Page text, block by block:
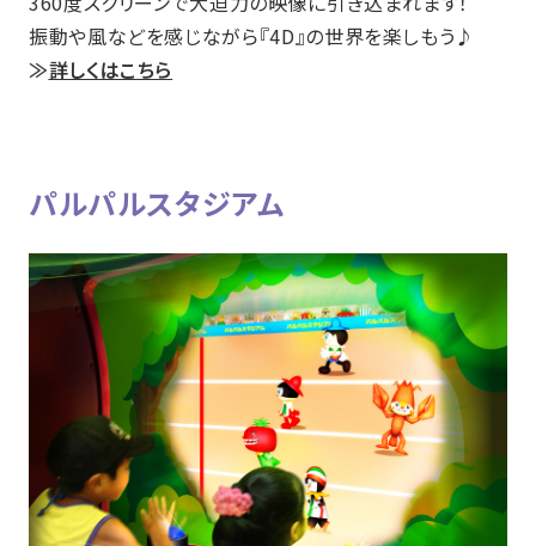
振動や風などを感じながら『4D』の世界を楽しもう♪
≫詳しくはこちら
パルパルスタジアム